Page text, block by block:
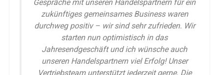
zukünftiges gemeinsames Business waren
durchweg positiv – wir sind sehr zufrieden. Wir
starten nun optimistisch in das
Jahresendgeschäft und ich wünsche auch
unseren Handelspartnern viel Erfolg! Unser